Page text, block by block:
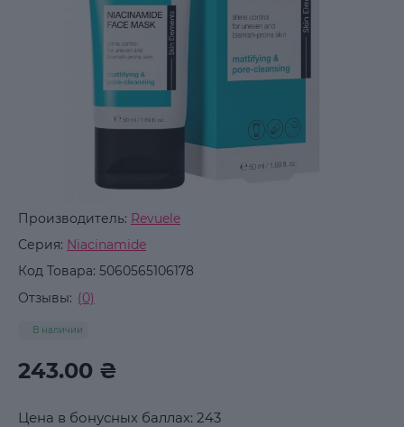
Производитель: Revuele
Серия: Niacinamide
Код Товара: 5060565106178
Отзывы: (0)
В наличии
243.00 ₴
Цена в бонусных баллах: 243